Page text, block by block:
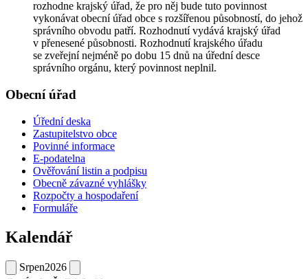
rozhodne krajský úřad, že pro něj bude tuto povinnost
vykonávat obecní úřad obce s rozšířenou působností, do jehož
správního obvodu patří. Rozhodnutí vydává krajský úřad
v přenesené působnosti. Rozhodnutí krajského úřadu
se zveřejní nejméně po dobu 15 dnů na úřední desce
správního orgánu, který povinnost neplnil.
Obecní úřad
Úřední deska
Zastupitelstvo obce
Povinné informace
E-podatelna
Ověřování listin a podpisu
Obecně závazné vyhlášky
Rozpočty a hospodaření
Formuláře
Kalendář
Srpen2026